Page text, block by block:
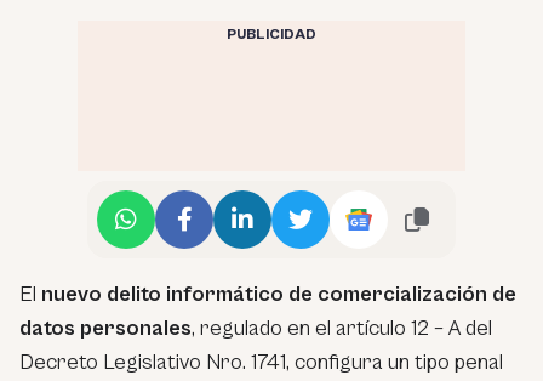
PUBLICIDAD
El nuevo delito informático de comercialización de
datos personales, regulado en el artículo 12 – A del
Decreto Legislativo Nro. 1741, configura un tipo penal